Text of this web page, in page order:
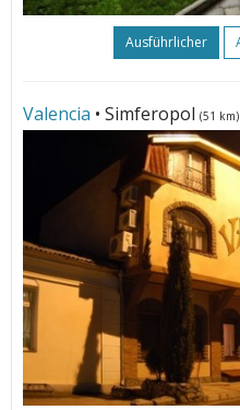
Ausführlicher
Valencia • Simferopol (51 km)